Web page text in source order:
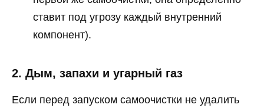
ставит под угрозу каждый внутренний
компонент).
2. Дым, запахи и угарный газ
Если перед запуском самоочистки не удалить